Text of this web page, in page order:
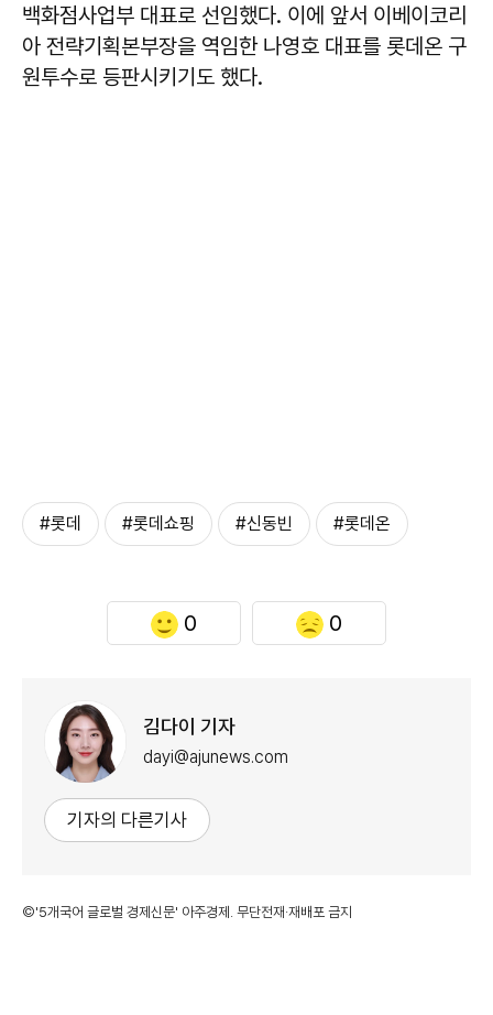
백화점사업부 대표로 선임했다. 이에 앞서 이베이코리
아 전략기획본부장을 역임한 나영호 대표를 롯데온 구
원투수로 등판시키기도 했다.
#롯데 #롯데쇼핑 #신동빈 #롯데온
0 0
김다이 기자
dayi@ajunews.com
기자의 다른기사
©'5개국어 글로벌 경제신문' 아주경제. 무단전재·재배포 금지